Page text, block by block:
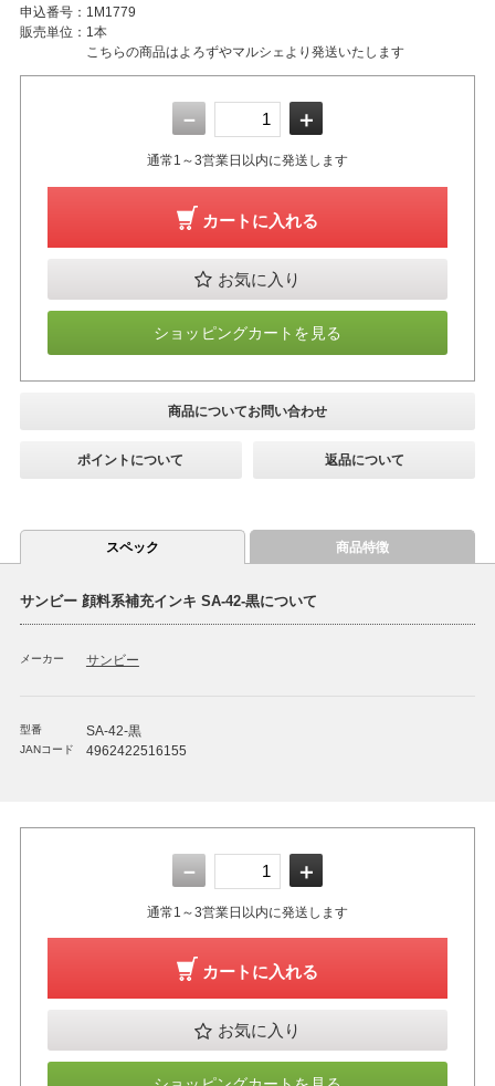
申込番号： 1M1779
販売単位： 1本
こちらの商品はよろずやマルシェより発送いたします
－ ＋
通常1～3営業日以内に発送します
カートに入れる
お気に入り
ショッピングカートを見る
商品についてお問い合わせ
ポイントについて 返品について
スペック 商品特徴
サンビー 顔料系補充インキ SA-42-黒について
メーカー サンビー
型番 SA-42-黒
JANコード 4962422516155
－ ＋
通常1～3営業日以内に発送します
カートに入れる
お気に入り